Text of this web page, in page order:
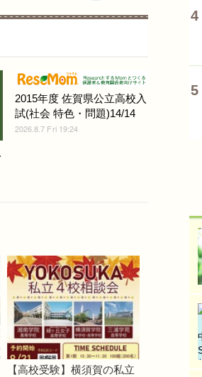
2015年度 佐賀県公立高校入
試(社会 特色・問題)14/14
2026.8.7 Fri 19:24
【高校受験】横須賀の私立